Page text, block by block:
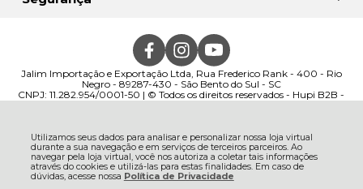
Utilizamos seus dados para analisar e personalizar nossa loja virtual
durante a sua navegação e em serviços de terceiros parceiros. Ao
navegar pela loja virtual, você nos autoriza a coletar tais informações
através do cookies e utilizá-las para estas finalidades. Em caso de
dúvidas, acesse nossa Política de Privacidade
Jalim Importação e Exportação Ltda, Rua Frederico Rank - 400 - Rio
Negro - 89287-430 - São Bento do Sul - SC
CNPJ: 11.282.954/0001-50 | © Todos os direitos reservados - Hupi B2B -